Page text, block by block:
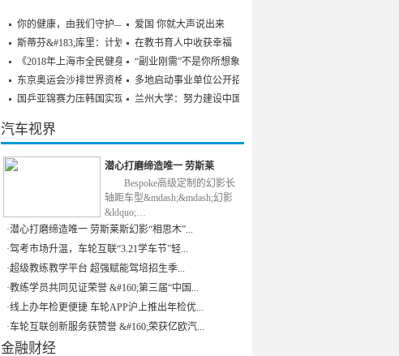
你的健康，由我们守护——
斯蒂芬&#183;库里：计划参
《2018年上海市全民健身发
东京奥运会沙排世界资格赛
国乒亚锦赛力压韩国实现男
爱国 你就大声说出来
在教书育人中收获幸福
“副业刚需”不是你所想象
多地启动事业单位公开招聘
兰州大学：努力建设中国特
汽车视界
潜心打磨缔造唯一 劳斯莱
Bespoke高级定制的幻影长
轴距车型&mdash;&mdash;幻影
&ldquo;…
·潜心打磨缔造唯一 劳斯莱斯幻影“相思木”...
·驾考市场升温，车轮互联“3.21学车节”轻...
·超级教练教学平台 超强赋能驾培招生季...
·教练学员共同见证荣誉 &#160;第三届“中国...
·线上办年检更便捷 车轮APP沪上推出年检优...
·车轮互联创新服务获赞誉 &#160;荣获亿欧汽...
金融财经